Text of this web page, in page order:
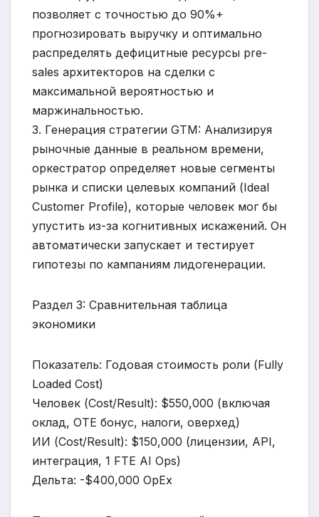
позволяет с точностью до 90%+
прогнозировать выручку и оптимально
распределять дефицитные ресурсы pre-
sales архитекторов на сделки с
максимальной вероятностью и
маржинальностью.
3. Генерация стратегии GTM: Анализируя
рыночные данные в реальном времени,
оркестратор определяет новые сегменты
рынка и списки целевых компаний (Ideal
Customer Profile), которые человек мог бы
упустить из-за когнитивных искажений. Он
автоматически запускает и тестирует
гипотезы по кампаниям лидогенерации.
Раздел 3: Сравнительная таблица
экономики
Показатель: Годовая стоимость роли (Fully
Loaded Cost)
Человек (Cost/Result): $550,000 (включая
оклад, OTE бонус, налоги, оверхед)
ИИ (Cost/Result): $150,000 (лицензии, API,
интеграция, 1 FTE AI Ops)
Дельта: -$400,000 OpEx